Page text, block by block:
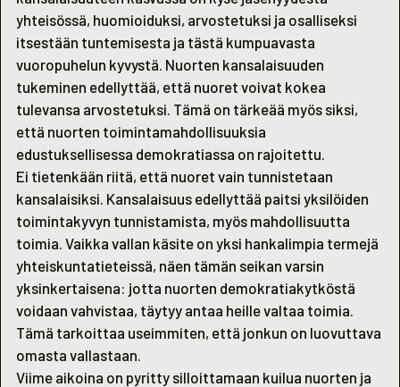
yhteisössä, huomioiduksi, arvostetuksi ja osalliseksi
itsestään tuntemisesta ja tästä kumpuavasta
vuoropuhelun kyvystä. Nuorten kansalaisuuden
tukeminen edellyttää, että nuoret voivat kokea
tulevansa arvostetuksi. Tämä on tärkeää myös siksi,
että nuorten toimintamahdollisuuksia
edustuksellisessa demokratiassa on rajoitettu.
Ei tietenkään riitä, että nuoret vain tunnistetaan
kansalaisiksi. Kansalaisuus edellyttää paitsi yksilöiden
toimintakyvyn tunnistamista, myös mahdollisuutta
toimia. Vaikka vallan käsite on yksi hankalimpia termejä
yhteiskuntatieteissä, näen tämän seikan varsin
yksinkertaisena: jotta nuorten demokratiakytköstä
voidaan vahvistaa, täytyy antaa heille valtaa toimia.
Tämä tarkoittaa useimmiten, että jonkun on luovuttava
omasta vallastaan.
Viime aikoina on pyritty silloittamaan kuilua nuorten ja